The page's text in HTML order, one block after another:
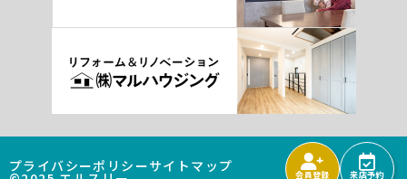
会員登録 来店予約
プライバシーポリシーサイトマップ